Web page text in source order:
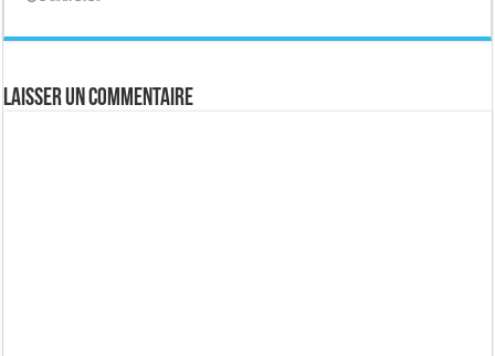
Laisser un commentaire